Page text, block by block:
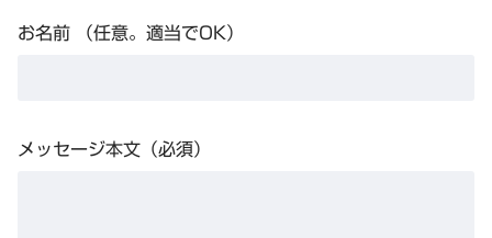
お名前 （任意。適当でOK）
メッセージ本文（必須）